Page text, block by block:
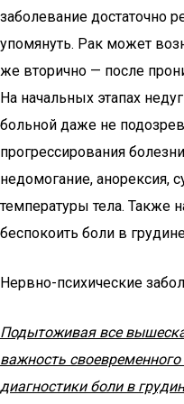
заболевание достаточно
упомянуть. Рак может
же вторично — после
На начальных этапах
больной даже не
прогрессирования
недомогание, анорексия,
температуры тела. Также
беспокоить боли в
Нервно-психические
Подытоживая все
важность
диагностики боли в